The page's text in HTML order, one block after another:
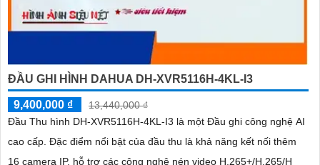
ĐẦU GHI HÌNH DAHUA DH-XVR5116H-4KL-I3
9,400,000 ₫
13,440,000 ₫
Đầu Thu hình DH-XVR5116H-4KL-I3 là một Đầu ghi công nghệ AI
cao cấp. Đặc điểm nổi bật của đầu thu là khả năng kết nối thêm
16 camera IP, hỗ trợ các công nghệ nén video H.265+/H.265/H